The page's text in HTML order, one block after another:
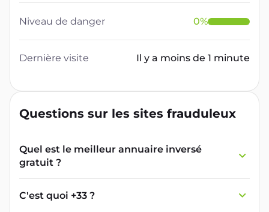
Niveau de danger 0%
Dernière visite Il y a moins de 1 minute
Questions sur les sites frauduleux
Quel est le meilleur annuaire inversé
gratuit ?
France Verif inclut une fonctionnalité de
recherche de numéro inversée qui est efficace
et gratuite pour identifier les appelants
C'est quoi +33 ?
L'indicatif +33 est le code téléphonique